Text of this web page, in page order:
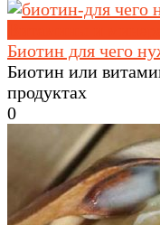
Биотин для чего
Биотин или
продуктах
0